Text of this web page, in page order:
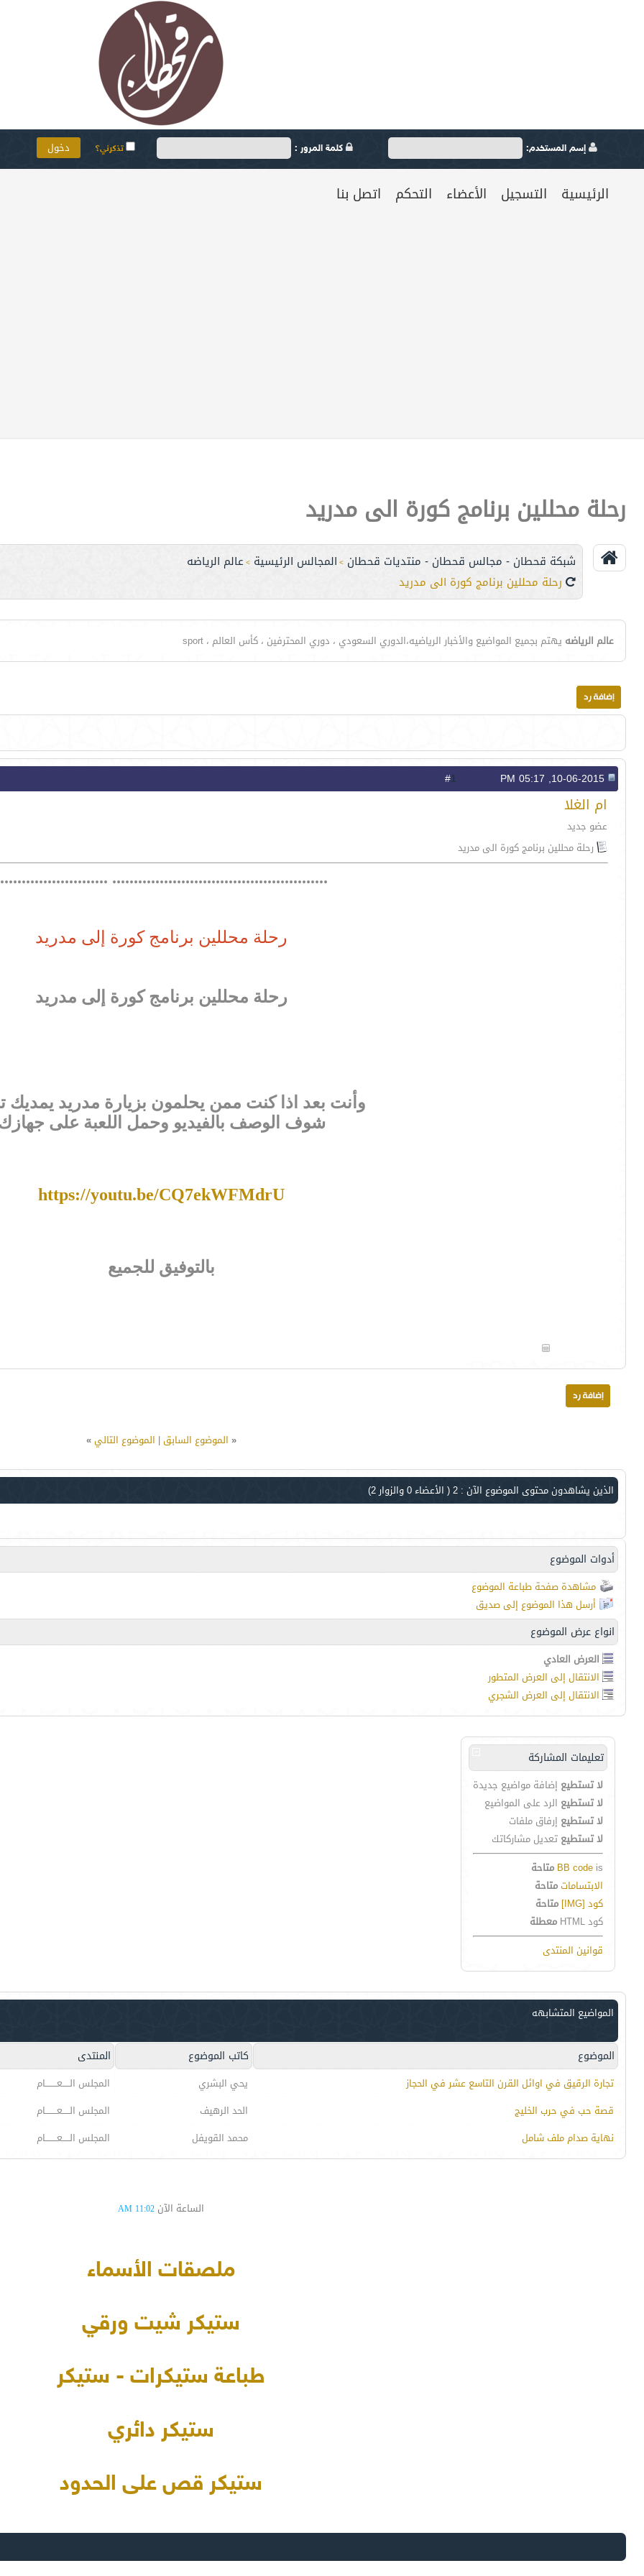
إسم المستخدم: كلمة المرور : تذكرني؟
الرئيسية التسجيل الأعضاء التحكم اتصل بنا
رحلة محللين برنامج كورة الى مدريد
شبكة قحطان - مجالس قحطان - منتديات قحطان > المجالس الرئيسية > عالم الرياضه
رحلة محللين برنامج كورة الى مدريد
عالم الرياضه يهتم بجميع المواضيع والأخبار الرياضيه،الدوري السعودي ، دوري المحترفين ، كأس العالم ، sport
1
ام الغلا
عضو جديد
رحلة محللين برنامج كورة الى مدريد
..........................
رحلة محللين برنامج كورة إلى مدريد
رحلة محللين برنامج كورة إلى مدريد
وأنت بعد اذا كنت ممن يحلمون بزيارة مدريد يمديك
شوف الوصف بالفيديو وحمل اللعبة على
https://youtu.be/CQ7ekWFMdrU
بالتوفيق للجميع
« الموضوع السابق| الموضوع التالي»
الذين يشاهدون محتوى الموضوع الآن : 2 ( الأعضاء 0 والزوار 2)
أدوات الموضوع
مشاهدة صفحة طباعة الموضوع
أرسل هذا الموضوع إلى صديق
انواع عرض الموضوع
العرض العادي
الانتقال إلى العرض المتطور
الانتقال إلى العرض الشجري
تعليمات المشاركة
لا تستطيع إضافة مواضيع جديدة
لا تستطيع الرد على المواضيع
لا تستطيع إرفاق ملفات
لا تستطيع تعديل مشاركاتك
BB code is
متاحة
الابتساماتمتاحة
كود [IMG]
متاحة
كود HTML
معطلة
قوانين المنتدى
المواضيع المتشابهه
الموضوع كاتب الموضوع المنتدى
تجارة الرقيق في اوائل القرن التاسع عشر في الحجاز يحي البشري
المجلس الـــــعــــــــام
قصة حب في حرب الخليج
الحد الرهيف
المجلس الـــــعــــــــام
نهاية صدام ملف شامل
محمد القويفل المجلس الـــــعــــــــام
الساعة الآن 11:02 AM
ملصقات الأسماء
ستيكر شيت ورقي
طباعة ستيكرات - ستيكر
ستيكر دائري
ستيكر قص على الحدود